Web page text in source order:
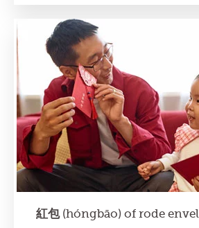
紅包 (hóngbāo) of rode